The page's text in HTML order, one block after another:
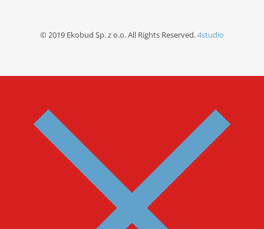
© 2019 Ekobud Sp. z o.o. All Rights Reserved.4studio